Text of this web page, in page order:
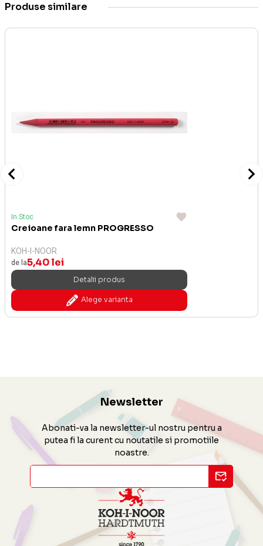
Produse similare
In Stoc
Creioane fara lemn PROGRESSO
KOH-I-NOOR
de la5,40 lei
Detalii produs
Alege varianta
Newsletter
Abonati-va la newsletter-ul nostru pentru a
putea fi la curent cu noutatile si promotiile
noastre.